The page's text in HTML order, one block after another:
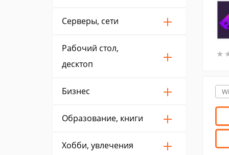
Серверы, сети
Рабочий стол,
десктоп
Бизнес
Образование, книги
Хобби, увлечения
★
★